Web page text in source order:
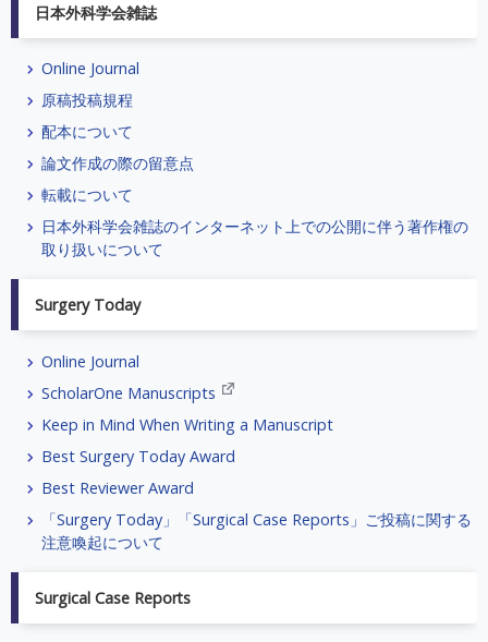
日本外科学会雑誌
Online Journal
原稿投稿規程
配本について
論文作成の際の留意点
転載について
日本外科学会雑誌のインターネット上での公開に伴う著作権の
取り扱いについて
Surgery Today
Online Journal
ScholarOne Manuscripts
Keep in Mind When Writing a Manuscript
Best Surgery Today Award
Best Reviewer Award
「Surgery Today」「Surgical Case Reports」ご投稿に関する
注意喚起について
Surgical Case Reports